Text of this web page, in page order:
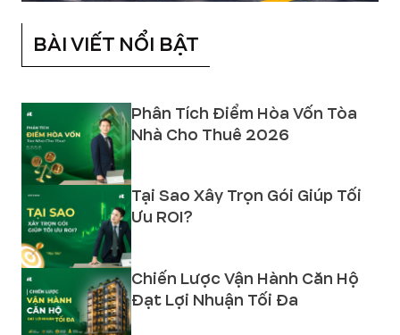
BÀI VIẾT NỔI BẬT
Phân Tích Điểm Hòa Vốn Tòa
Nhà Cho Thuê 2026
Tại Sao Xây Trọn Gói Giúp Tối
Ưu ROI?
Chiến Lược Vận Hành Căn Hộ
Đạt Lợi Nhuận Tối Đa